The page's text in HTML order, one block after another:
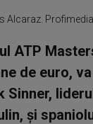
Alcaraz. Profimedia
ATP
de euro,
Sinner,
şi